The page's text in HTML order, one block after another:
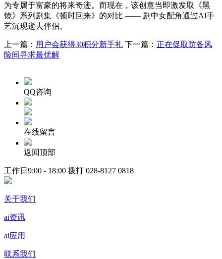
为专属于富豪的将来奇迹。而现在，该创意当即激发取《黑
镜》系列剧集《顿时回来》的对比 —— 剧中女配角通过AI手
艺沉现逝去伴侣。
上一篇： 用户会获得30积分新手礼 下一篇： 正在促取防备风
险间寻求最优解
QQ咨询
在线留言
返回顶部
工作日9:00 - 18:00 拨打 028-8127 0818
关于我们
ai资讯
ai应用
联系我们